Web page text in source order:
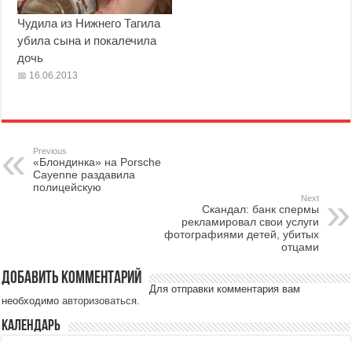
Чудила из Нижнего Тагила
убила сына и покалечила
дочь
16.06.2013
Previous
«Блондинка» на Porsche
Cayenne раздавила
полицейскую
Next
Скандал: банк спермы
рекламировал свои услуги
фотографиями детей, убитых
отцами
Добавить комментарий
Для отправки комментария вам
необходимоавторизоваться.
Календарь